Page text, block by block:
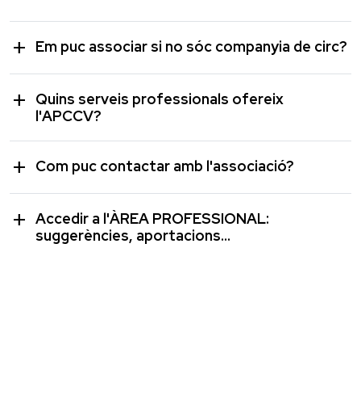
add Em puc associar si no sóc companyia de circ?
add
Quins serveis professionals ofereix
l'APCCV?
add Com puc contactar amb l'associació?
add Accedir a l'ÀREA PROFESSIONAL:
suggerències, aportacions...